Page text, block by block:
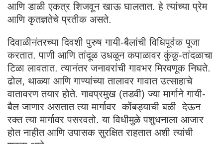
आणि डाळी एकत्र शिजवून खाऊ घालतात. हे त्यांच्या प्रेम
आणि कृतज्ञतेचे प्रतीक असते.
दिवाळीनंतरच्या दिवशी पुरुष गायी-बैलांची विधिपूर्वक पूजा
करतात. पाणी आणि तांदूळ उधळून कपाळावर कुंकू-तांदळाचा
टिळा लावतात. त्यानंतर जनावरांची गावभर मिरवणूक निघते.
ढोल, थाळ्या आणि गाण्यांच्या तालावर गावात उत्साहाचे
वातावरण तयार होते. गावप्रमुख (तडवी) ज्या मार्गाने गायी-
बैल जाणार असतात त्या मार्गावर कोंबड्याची बळी देऊन
रक्त त्या मार्गावर पसरवतो. या विधीमुळे पशुधनाला आजार
होत नाहीत आणि उपासक सुरक्षित राहतात अशी त्यांची